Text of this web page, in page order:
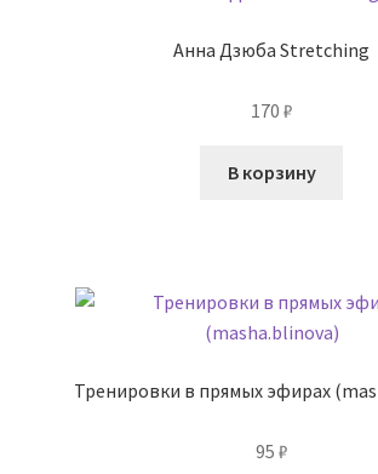
Анна Дзюба Stretching
170 ₽
В корзину
Тренировки в прямых эфирах
95 ₽